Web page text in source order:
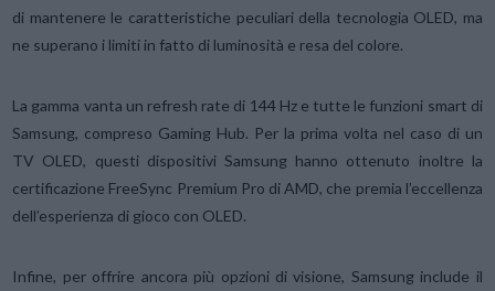
di mantenere le caratteristiche peculiari della tecnologia OLED, ma
ne superano i limiti in fatto di luminosità e resa del colore.
La gamma vanta un refresh rate di 144 Hz e tutte le funzioni smart di
Samsung, compreso Gaming Hub. Per la prima volta nel caso di un
TV OLED, questi dispositivi Samsung hanno ottenuto inoltre la
certificazione FreeSync Premium Pro di AMD, che premia l’eccellenza
dell’esperienza di gioco con OLED.
Infine, per offrire ancora più opzioni di visione, Samsung include il